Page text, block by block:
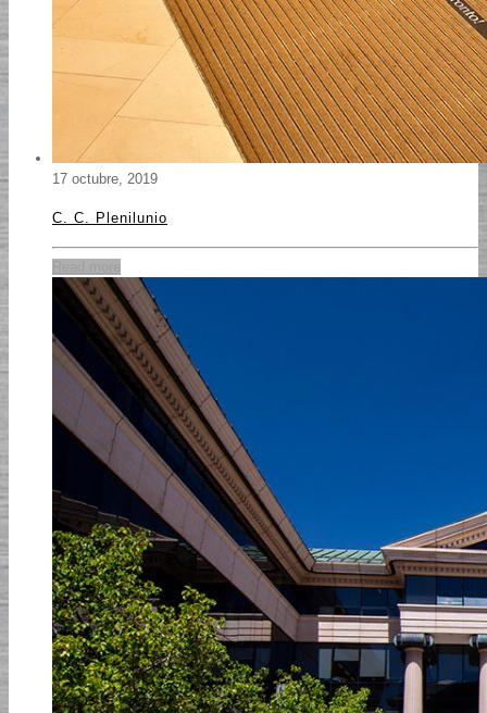
17 octubre, 2019
C. C. Plenilunio